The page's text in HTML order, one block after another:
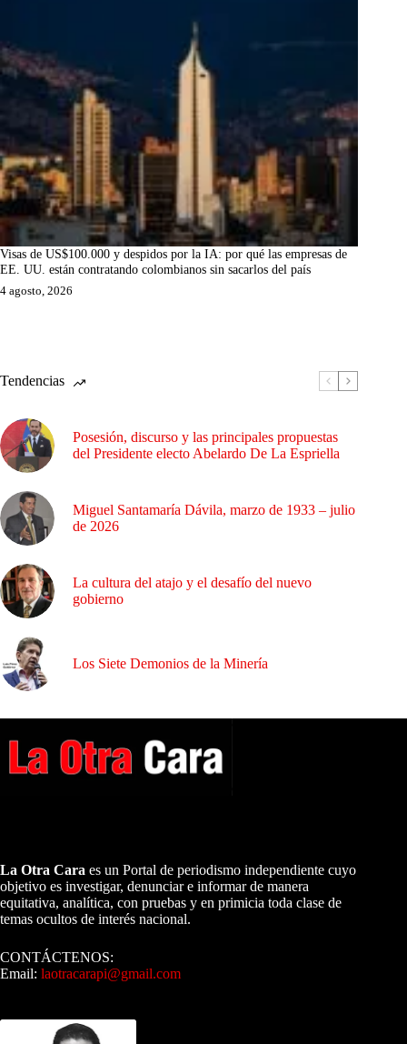
Visas de US$100.000 y despidos por la IA: por qué las empresas de
EE. UU. están contratando colombianos sin sacarlos del país
4 agosto, 2026
Tendencias
Posesión, discurso y las principales propuestas
del Presidente electo Abelardo De La Espriella
Miguel Santamaría Dávila, marzo de 1933 – julio
de 2026
La cultura del atajo y el desafío del nuevo
gobierno
Los Siete Demonios de la Minería
La Otra Cara es un Portal de periodismo independiente cuyo
objetivo es investigar, denunciar e informar de manera
equitativa, analítica, con pruebas y en primicia toda clase de
temas ocultos de interés nacional.
CONTÁCTENOS:
Email: laotracarapi@gmail.com